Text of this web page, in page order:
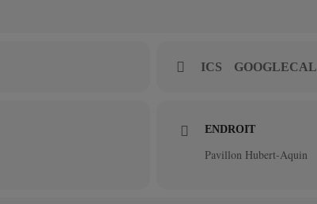
ICS GOOGLECAL
ENDROIT
Pavillon Hubert-Aquin